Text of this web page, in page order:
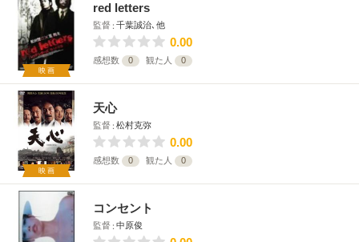
映画
red letters
監督 千葉誠治､他
0.00
感想数 0 観た人 0
映画
天心
監督 松村克弥
0.00
感想数 0 観た人 0
コンセント
監督 中原俊